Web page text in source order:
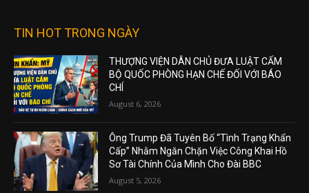
TIN HOT TRONG NGÀY
THƯỢNG VIỆN DÂN CHỦ ĐƯA LUẬT CẤM
BỘ QUỐC PHÒNG HẠN CHẾ ĐỐI VỚI BÁO
CHÍ
August 6, 2026
Ông Trump Đã Tuyên Bố “Tình Trạng Khẩn
Cấp” Nhằm Ngăn Chặn Việc Công Khai Hồ
Sơ Tài Chính Của Mình Cho Đài BBC
August 5, 2026